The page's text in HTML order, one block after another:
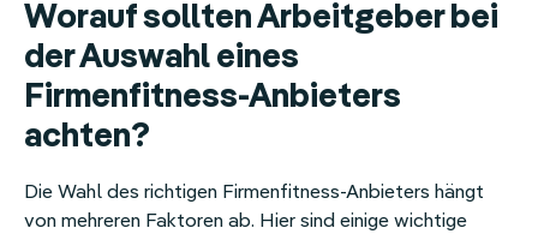
Worauf sollten Arbeitgeber bei
der Auswahl eines
Firmenfitness-Anbieters
achten?
Die Wahl des richtigen Firmenfitness-Anbieters hängt
von mehreren Faktoren ab. Hier sind einige wichtige